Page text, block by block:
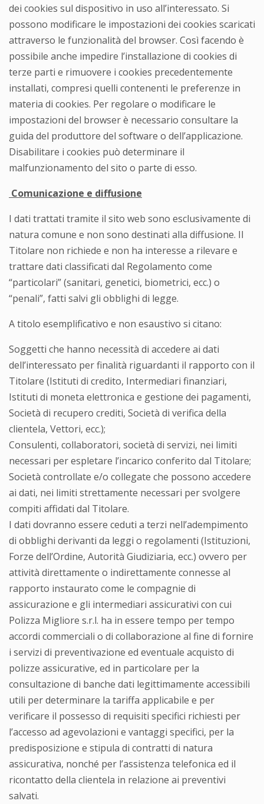
dei cookies sul dispositivo in uso all’interessato. Si
possono modificare le impostazioni dei cookies scaricati
attraverso le funzionalità del browser. Così facendo è
possibile anche impedire l’installazione di cookies di
terze parti e rimuovere i cookies precedentemente
installati, compresi quelli contenenti le preferenze in
materia di cookies. Per regolare o modificare le
impostazioni del browser è necessario consultare la
guida del produttore del software o dell’applicazione.
Disabilitare i cookies può determinare il
malfunzionamento del sito o parte di esso.
Comunicazione e diffusione
I dati trattati tramite il sito web sono esclusivamente di
natura comune e non sono destinati alla diffusione. Il
Titolare non richiede e non ha interesse a rilevare e
trattare dati classificati dal Regolamento come
“particolari” (sanitari, genetici, biometrici, ecc.) o
“penali”, fatti salvi gli obblighi di legge.
A titolo esemplificativo e non esaustivo si citano:
Soggetti che hanno necessità di accedere ai dati
dell’interessato per finalità riguardanti il rapporto con il
Titolare (Istituti di credito, Intermediari finanziari,
Istituti di moneta elettronica e gestione dei pagamenti,
Società di recupero crediti, Società di verifica della
clientela, Vettori, ecc.);
Consulenti, collaboratori, società di servizi, nei limiti
necessari per espletare l’incarico conferito dal Titolare;
Società controllate e/o collegate che possono accedere
ai dati, nei limiti strettamente necessari per svolgere
compiti affidati dal Titolare.
I dati dovranno essere ceduti a terzi nell’adempimento
di obblighi derivanti da leggi o regolamenti (Istituzioni,
Forze dell’Ordine, Autorità Giudiziaria, ecc.) ovvero per
attività direttamente o indirettamente connesse al
rapporto instaurato come le compagnie di
assicurazione e gli intermediari assicurativi con cui
Polizza Migliore s.r.l. ha in essere tempo per tempo
accordi commerciali o di collaborazione al fine di fornire
i servizi di preventivazione ed eventuale acquisto di
polizze assicurative, ed in particolare per la
consultazione di banche dati legittimamente accessibili
utili per determinare la tariffa applicabile e per
verificare il possesso di requisiti specifici richiesti per
l’accesso ad agevolazioni e vantaggi specifici, per la
predisposizione e stipula di contratti di natura
assicurativa, nonché per l’assistenza telefonica ed il
ricontatto della clientela in relazione ai preventivi
salvati.